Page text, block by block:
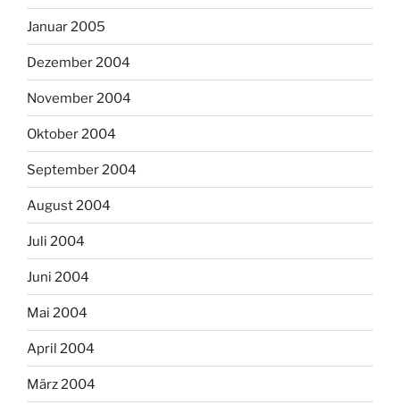
Januar 2005
Dezember 2004
November 2004
Oktober 2004
September 2004
August 2004
Juli 2004
Juni 2004
Mai 2004
April 2004
März 2004